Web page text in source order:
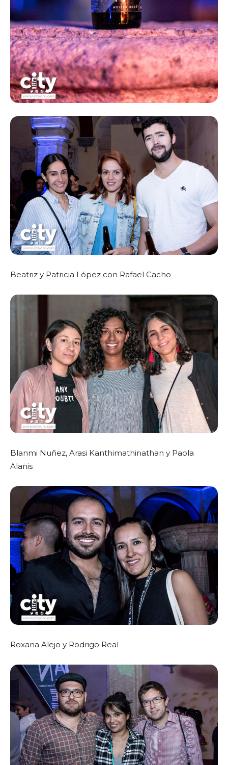
Beatriz y Patricia López con Rafael Cacho
Blanmi Nuñez, Arasi Kanthimathinathan y Paola
Alanis
Roxana Alejo y Rodrigo Real